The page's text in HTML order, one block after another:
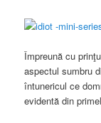
Împreună cu
aspectul sumbru
întunericul ce
evidentă din